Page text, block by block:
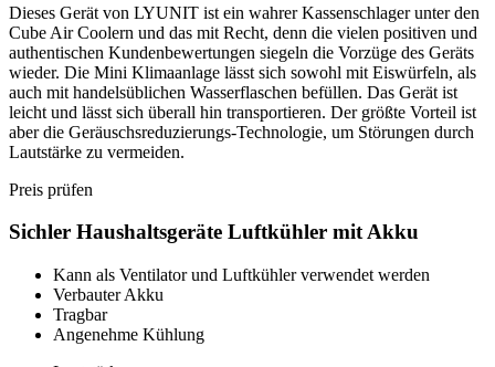
Dieses Gerät von LYUNIT ist ein wahrer Kassenschlager unter den
Cube Air Coolern und das mit Recht, denn die vielen positiven und
authentischen Kundenbewertungen siegeln die Vorzüge des Geräts
wieder. Die Mini Klimaanlage lässt sich sowohl mit Eiswürfeln, als
auch mit handelsüblichen Wasserflaschen befüllen. Das Gerät ist
leicht und lässt sich überall hin transportieren. Der größte Vorteil ist
aber die Geräuschsreduzierungs-Technologie, um Störungen durch
Lautstärke zu vermeiden.
Preis prüfen
Sichler Haushaltsgeräte Luftkühler mit Akku
Kann als Ventilator und Luftkühler verwendet werden
Verbauter Akku
Tragbar
Angenehme Kühlung